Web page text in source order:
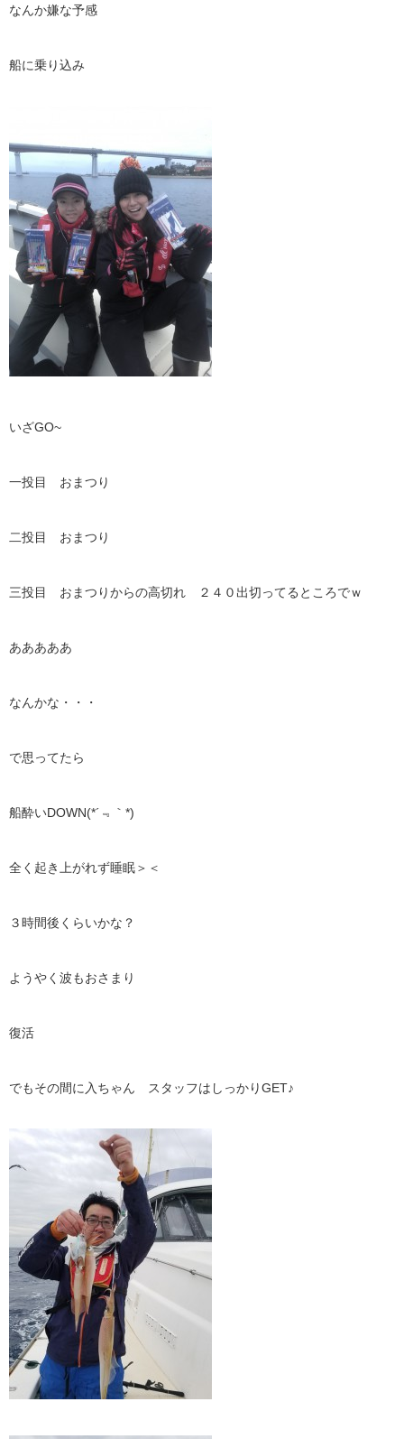
なんか嫌な予感
船に乗り込み
いざGO~
一投目 おまつり
二投目 おまつり
三投目 おまつりからの高切れ ２４０出切ってるところでｗ
あああああ
なんかな・・・
で思ってたら
船酔いDOWN(*´﹃｀*)
全く起き上がれず睡眠＞＜
３時間後くらいかな？
ようやく波もおさまり
復活
でもその間に入ちゃん スタッフはしっかりGET♪